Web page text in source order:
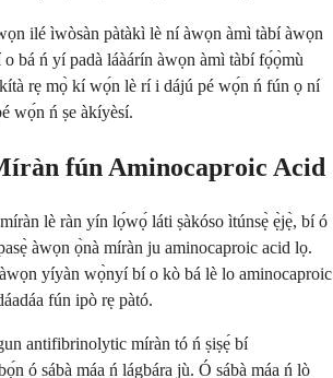
ilé ìwòsàn pàtàkì lè ní àwọn àmì tàbí àwọn
bá ń yí padà láàárín àwọn àmì tàbí fọ́ọ̀mù
rẹ mọ̀ kí wọ́n lè rí i dájú pé wọ́n ń fún ọ ní
wọ́n ń ṣe àkíyèsí.
fún Aminocaproic Acid
lè ràn yín lọ́wọ́ láti ṣàkóso ìtúnsẹ̀ ẹ̀jẹ̀, bí ó
àwọn ọ̀nà míràn ju aminocaproic acid lọ.
yíyàn wọ̀nyí bí o kò bá lè lo aminocaproic
fún ipò rẹ pàtó.
antifibrinolytic míràn tó ń ṣiṣẹ́ bí
ó sábà máa ń lágbára jù. Ó sábà máa ń lò